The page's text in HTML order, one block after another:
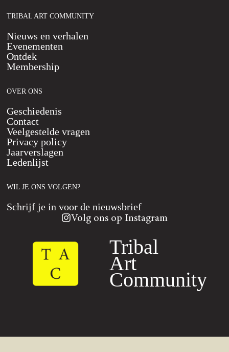
TRIBAL ART COMMUNITY
Nieuws en verhalen
Evenementen
Ontdek
Membership
OVER ONS
Geschiedenis
Contact
Veelgestelde vragen
Privacy policy
Jaarverslagen
Ledenlijst
WIL JE ONS VOLGEN?
Schrijf je in voor de nieuwsbrief
Volg ons op Instagram
Tribal
Art
Community